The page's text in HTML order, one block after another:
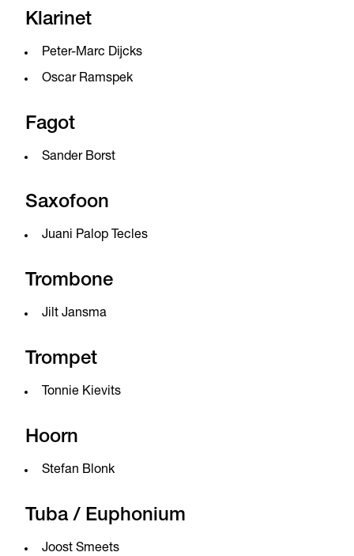
Klarinet
Peter-Marc Dijcks
Oscar Ramspek
Fagot
Sander Borst
Saxofoon
Juani Palop Tecles
Trombone
Jilt Jansma
Trompet
Tonnie Kievits
Hoorn
Stefan Blonk
Tuba / Euphonium
Joost Smeets